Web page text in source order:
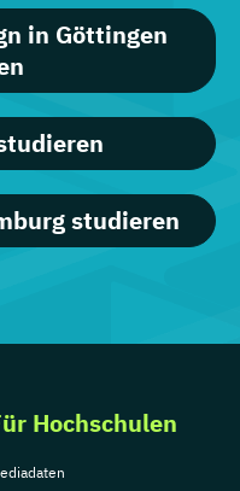
in Göttingen
studieren
Hochschulen